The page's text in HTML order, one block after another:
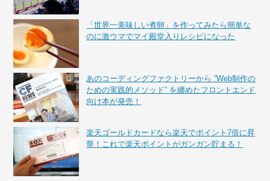
「世界一美味しい煮卵」を作ってみたら簡単な
のに激ウマでマイ殿堂入りレシピになった
あのコーディングファクトリーから ”Web制作の
ための実践的メソッド” を纏めたフロントエンド
向け本が発売！
楽天ゴールドカードなら楽天でポイント7倍に昇
華！これで楽天ポイントがガンガン貯まる！